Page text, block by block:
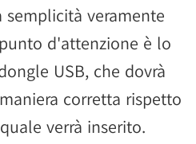
veramente
d'attenzione è lo
USB, che dovrà
corretta rispetto
verrà inserito.